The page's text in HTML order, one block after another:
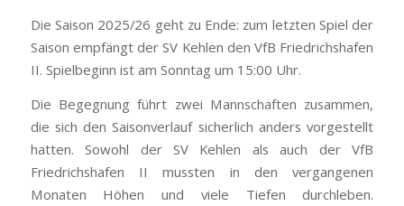
Die Saison 2025/26 geht zu Ende: zum letzten Spiel der
Saison empfängt der SV Kehlen den VfB Friedrichshafen
II. Spielbeginn ist am Sonntag um 15:00 Uhr.
Die Begegnung führt zwei Mannschaften zusammen,
die sich den Saisonverlauf sicherlich anders vorgestellt
hatten. Sowohl der SV Kehlen als auch der VfB
Friedrichshafen II mussten in den vergangenen
Monaten Höhen und viele Tiefen durchleben.